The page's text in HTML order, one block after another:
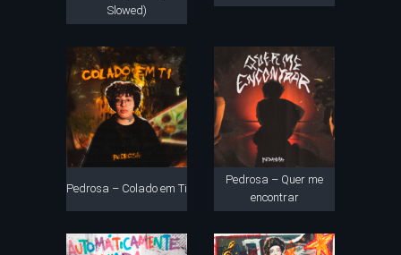
Slowed)
Pedrosa – Colado em Ti
Pedrosa – Quer me
encontrar